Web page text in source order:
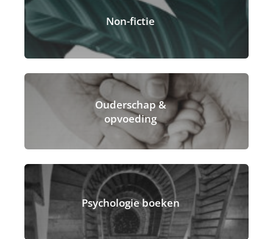
Non-fictie
Ouderschap &
opvoeding
Psychologie boeken